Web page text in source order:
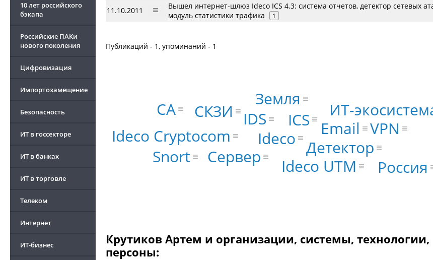
10 лет российского
бэкапа
Российские ПАКи
нового поколения
Цифровизация
Импортозамещение
Безопасность
ИТ в госсекторе
ИТ в банках
ИТ в торговле
Телеком
Интернет
ИТ-бизнес
11.10.2011
Вышел интернет-шлюз Ideco ICS 4.3: система отчетов, детектор сетевых
модуль статистики трафика
1
Публикаций - 1, упоминаний - 1
Ideco Детектор
Email
ICS
IDS
Сервер
СКЗИ
ИТ-
VPN
Ideco Cryptocom
Snort
Ideco UTM Россия
Земля
CA
Крутиков Артем и организации, системы, технологии,
персоны: